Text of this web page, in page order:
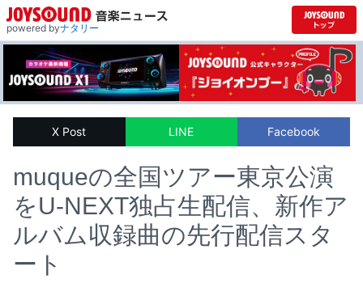
powered byナタリー
X Post LINE Facebook
muqueの全国ツアー東京公演
をU-NEXT独占生配信、新作ア
ルバム収録曲の先行配信スタ
ート